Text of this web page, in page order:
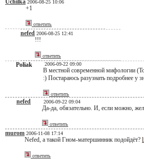
Uchilka 2006-08-25 10:06
+1
ответить
nefed 2006-08-25 12:41
!!!
ответить
Poliak 2006-09-22 09:00
В местной современной мифологии
:) Постараюсь разузнать подробнее у
ответить
nefed 2006-09-22 09:04
Да-да, обязательно. И, если можно,
ответить
murom 2006-11-08 17:14
Nefed, а такой Гном-матершинник подойдёт?
ответить